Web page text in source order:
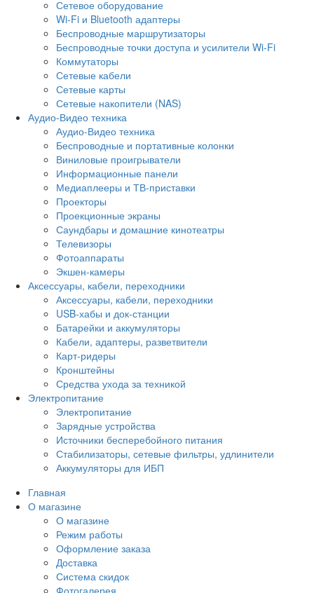
Сетевое оборудование
Wi-Fi и Bluetooth адаптеры
Беспроводные маршрутизаторы
Беспроводные точки доступа и усилители Wi-Fi
Коммутаторы
Сетевые кабели
Сетевые карты
Сетевые накопители (NAS)
Аудио-Видео техника
Аудио-Видео техника
Беспроводные и портативные колонки
Виниловые проигрыватели
Информационные панели
Медиаплееры и ТВ-приставки
Проекторы
Проекционные экраны
Саундбары и домашние кинотеатры
Телевизоры
Фотоаппараты
Экшен-камеры
Аксессуары, кабели, переходники
Аксессуары, кабели, переходники
USB-хабы и док-станции
Батарейки и аккумуляторы
Кабели, адаптеры, разветвители
Карт-ридеры
Кронштейны
Средства ухода за техникой
Электропитание
Электропитание
Зарядные устройства
Источники бесперебойного питания
Стабилизаторы, сетевые фильтры, удлинители
Аккумуляторы для ИБП
Главная
О магазине
О магазине
Режим работы
Оформление заказа
Доставка
Система скидок
Фотогалерея